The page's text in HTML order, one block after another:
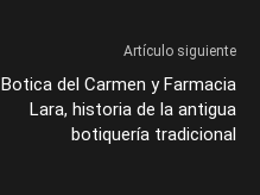
Artículo siguiente
Botica del Carmen y Farmacia
Lara, historia de la antigua
botiquería tradicional